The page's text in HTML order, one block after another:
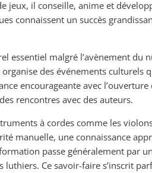
jeux, il conseille, anime et
connaissent un succès
essentiel malgré l’avènement du
des événements culturels
encourageante avec
rencontres avec des auteurs.
à cordes comme les
manuelle, une connaissance
passe généralement par
Ce savoir-faire s’inscrit